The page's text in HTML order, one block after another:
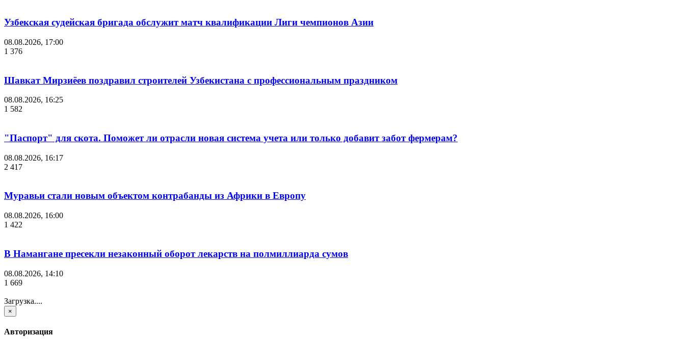
Узбекская судейская бригада обслужит матч квалификации Лиги чемпионов Азии
08.08.2026, 17:00
1 376
Шавкат Мирзиёев поздравил строителей Узбекистана с профессиональным праздником
08.08.2026, 16:25
1 582
"Паспорт" для скота. Поможет ли отрасли новая система учета или только добавит забот фермерам?
08.08.2026, 16:17
2 417
Муравьи стали новым объектом контрабанды из Африки в Европу
08.08.2026, 16:00
1 422
В Намангане пресекли незаконный оборот лекарств на полмиллиарда сумов
08.08.2026, 14:10
1 669
Загрузка....
×
Авторизация